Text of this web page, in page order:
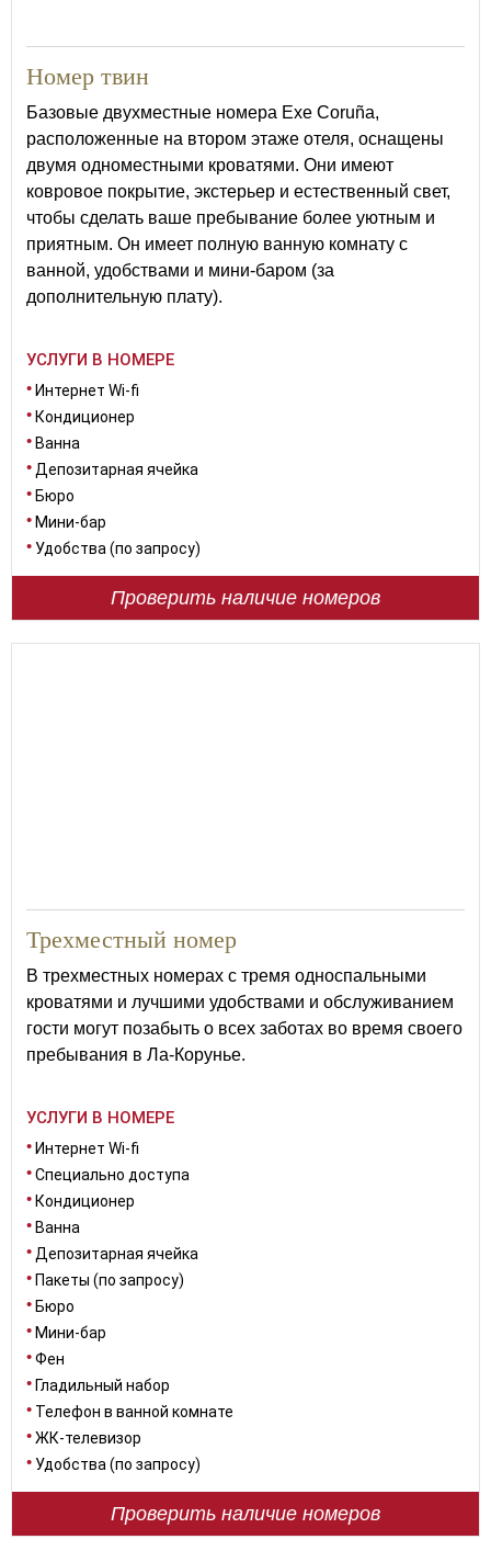
Номер твин
Базовые двухместные номера Exe Coruña,
расположенные на втором этаже отеля, оснащены
двумя одноместными кроватями. Они имеют
ковровое покрытие, экстерьер и естественный свет,
чтобы сделать ваше пребывание более уютным и
приятным. Он имеет полную ванную комнату с
ванной, удобствами и мини-баром (за
дополнительную плату).
УСЛУГИ В НОМЕРЕ
Интернет Wi-fi
Кондиционер
Ванна
Депозитарная ячейка
Бюро
Мини-бар
Удобства (по запросу)
Проверить наличие номеров
Трехместный номер
В трехместных номерах с тремя односпальными
кроватями и лучшими удобствами и обслуживанием
гости могут позабыть о всех заботах во время своего
пребывания в Ла-Корунье.
УСЛУГИ В НОМЕРЕ
Интернет Wi-fi
Специально доступа
Кондиционер
Ванна
Депозитарная ячейка
Пакеты (по запросу)
Бюро
Мини-бар
Фен
Гладильный набор
Телефон в ванной комнате
ЖК-телевизор
Удобства (по запросу)
Проверить наличие номеров